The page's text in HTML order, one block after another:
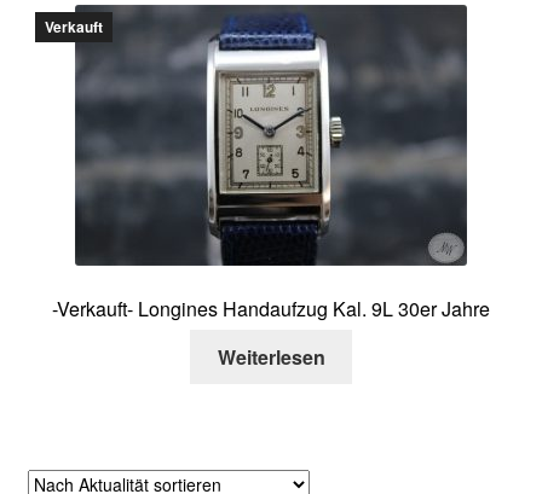
Archiv
Über mich
Verkauft
-Verkauft- Longines Handaufzug Kal. 9L 30er Jahre
Weiterlesen